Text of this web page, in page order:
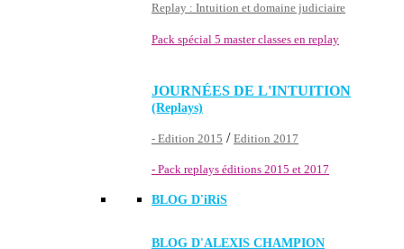
Replay : Intuition et domaine judiciaire
Pack spécial 5 master classes en replay
JOURNÉES DE L'INTUITION
(Replays)
- Edition 2015 / Edition 2017
- Pack replays éditions 2015 et 2017
BLOG D'iRiS
BLOG D'ALEXIS CHAMPION